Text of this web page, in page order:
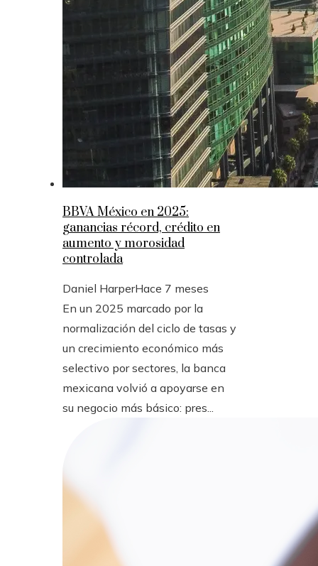
BBVA México en 2025:
ganancias récord, crédito en
aumento y morosidad
controlada
Daniel HarperHace 7 meses
En un 2025 marcado por la
normalización del ciclo de tasas y
un crecimiento económico más
selectivo por sectores, la banca
mexicana volvió a apoyarse en
su negocio más básico: pres...